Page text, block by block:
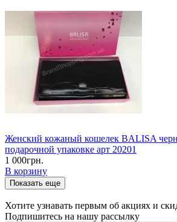
Женский кожаный кошелек BALISA
подарочной упаковке арт 20201
1 000грн.
В корзину
Показать еще
Хотите узнавать первым об акциях и
Подпишитесь на нашу рассылку